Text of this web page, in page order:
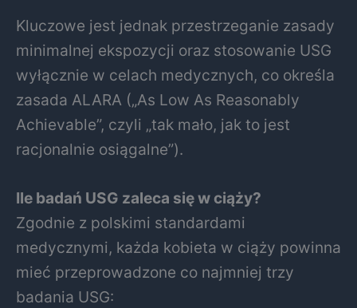
Kluczowe jest jednak przestrzeganie zasady
minimalnej ekspozycji oraz stosowanie USG
wyłącznie w celach medycznych, co określa
zasada ALARA („As Low As Reasonably
Achievable”, czyli „tak mało, jak to jest
racjonalnie osiągalne”).
Ile badań USG zaleca się w ciąży?
Zgodnie z polskimi standardami
medycznymi, każda kobieta w ciąży powinna
mieć przeprowadzone co najmniej trzy
badania USG: